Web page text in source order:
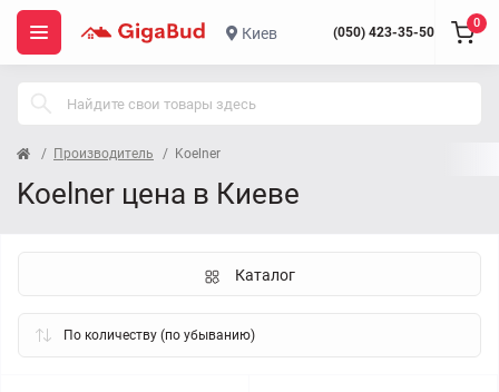
Киев (050) 423-35-50
0
Производитель Koelner
Koelner цена в Киеве
Каталог